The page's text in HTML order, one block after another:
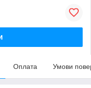
Оплата Умови